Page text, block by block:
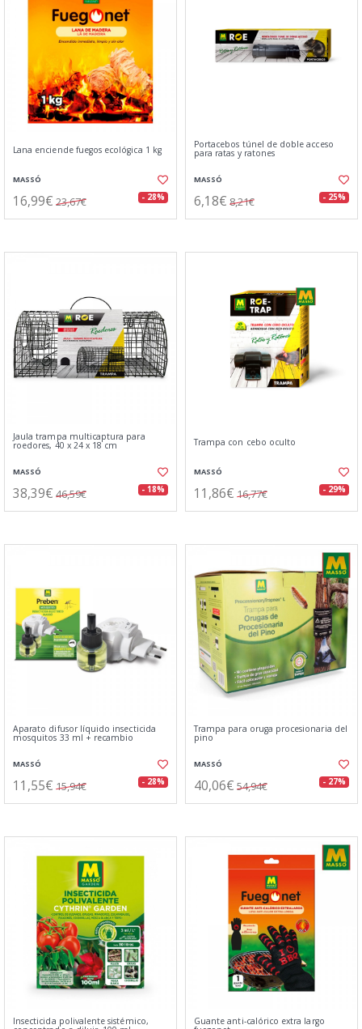
Lana enciende fuegos ecológica 1 kg
MASSÓ
16,99€ 23,67€ - 28%
Portacebos túnel de doble acceso
para ratas y ratones
MASSÓ
6,18€ 8,21€ - 25%
Jaula trampa multicaptura para
roedores, 40 x 24 x 18 cm
MASSÓ
38,39€ 46,59€ - 18%
Trampa con cebo oculto
MASSÓ
11,86€ 16,77€ - 29%
Aparato difusor líquido insecticida
mosquitos 33 ml + recambio
MASSÓ
11,55€ 15,94€ - 28%
Trampa para oruga procesionaria del
pino
MASSÓ
40,06€ 54,94€ - 27%
Insecticida polivalente sistémico, Guante anti-calórico extra largo